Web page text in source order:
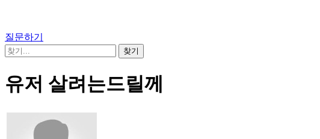
질문하기
유저 살려는드릴께